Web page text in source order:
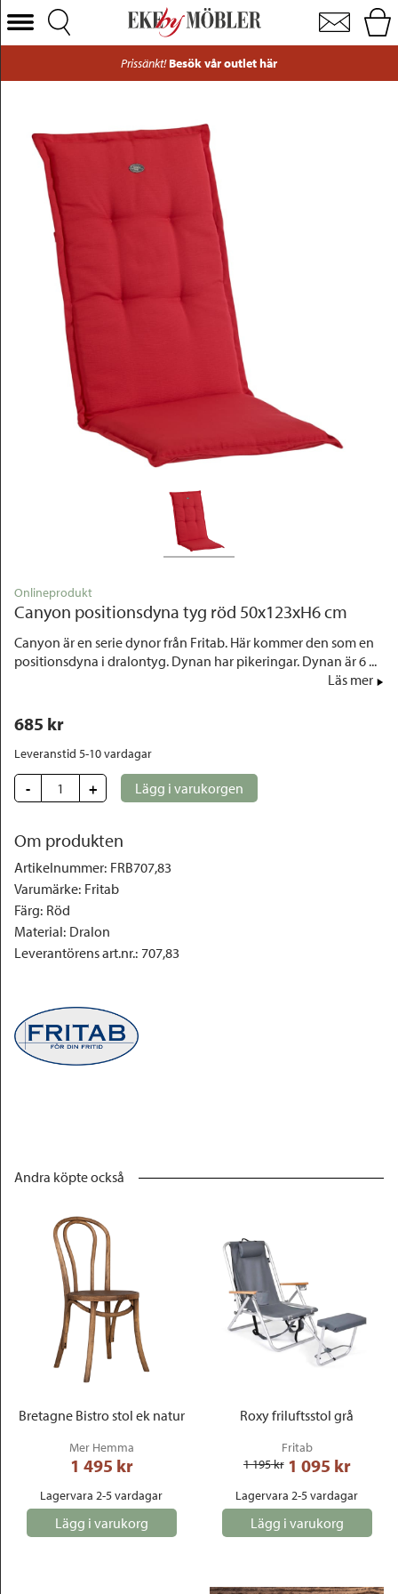
Canyon positionsdyna tyg röd 50x123xH6 cm
Välj Kategori
Bord
Stolar
Sängar
Förvaring
Inredning
Belysning
Utemöbler
Varumärken
Prissänkt! Besök vår outlet här
Onlineprodukt
Canyon positionsdyna tyg röd 50x123xH6 cm
Canyon är en serie dynor från Fritab. Här kommer den som en
positionsdyna i dralontyg. Dynan har pikeringar. Dynan är 6 ...
Läs mer
685 kr
Leveranstid 5-10 vardagar
- + Lägg i varukorgen
Om produkten
Artikelnummer: FRB707,83
Varumärke: Fritab
Färg: Röd
Material: Dralon
Leverantörens art.nr.: 707,83
Andra köpte också
Bretagne Bistro stol ek natur
Mer Hemma
1 495 kr
Lagervara 2-5 vardagar
Lägg i varukorg
Roxy friluftsstol grå
Fritab
1 195 kr 1 095 kr
Lagervara 2-5 vardagar
Lägg i varukorg